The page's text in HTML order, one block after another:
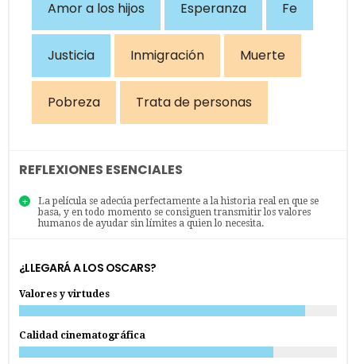
Amor a los hijos Esperanza Fe
Justicia Inmigración Muerte
Pobreza Trata de personas
REFLEXIONES ESENCIALES
La película se adecúa perfectamente a la historia real en que se
basa, y en todo momento se consiguen transmitir los valores
humanos de ayudar sin límites a quien lo necesita.
¿LLEGARÁ A LOS OSCARS?
Valores y virtudes
Calidad cinematográfica